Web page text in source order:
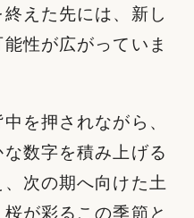
えた先には、新し
性が広がっていま
を押されながら、
数字を積み上げる
次の期へ向けた土
が彩るこの季節と